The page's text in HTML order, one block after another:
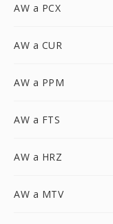
AW a PCX
AW a CUR
AW a PPM
AW a FTS
AW a HRZ
AW a MTV